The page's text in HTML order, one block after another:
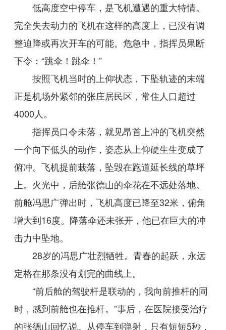
低高度空中停车，是飞机遭遇的重大特情。
完全失去动力的飞机在这样的高度上，已没有调
整迫降或再次开车的可能。危急中，指挥员果断
下令：“跳伞！跳伞！”
按照飞机当时的上仰状态，下坠轨迹的末端
正是机场外紧邻的张庄居民区，常住人口超过
4000人。
指挥员口令未落，就见昂首上冲的飞机突然
一个向下低头的动作，姿态从上仰硬生生变成了
俯冲。飞机提前栽落，坠毁在跑道延长线的草坪
上。火光中，后舱张德山的伞花在不远处落地。
前舱冯思广弹出时，飞机高度已降至32米，俯角
增大到16度。降落伞还未张开，他已在巨大的冲
击力中坠地。
28岁的冯思广壮烈牺牲。青春的起跃，永远
定格在那条没有划完的曲线上。
“前后舱的驾驶杆是联动的，我向前推杆的同
时，感到前舱也在推杆。”事后，在医院接受治疗
的张德山回忆说。从停车到弹射，只有短短5秒，